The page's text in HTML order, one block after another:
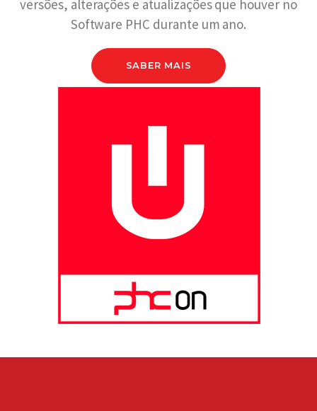
versões, alterações e atualizações que houver no
Software PHC durante um ano.
SABER MAIS